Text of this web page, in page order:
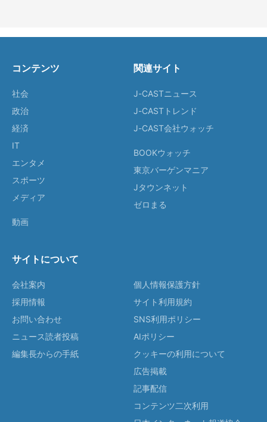
コンテンツ
社会
政治
経済
IT
エンタメ
スポーツ
メディア
動画
関連サイト
J-CASTニュース
J-CASTトレンド
J-CAST会社ウォッチ
BOOKウォッチ
東京バーゲンマニア
Jタウンネット
ゼロまる
サイトについて
会社案内
採用情報
お問い合わせ
ニュース読者投稿
編集長からの手紙
個人情報保護方針
サイト利用規約
SNS利用ポリシー
AIポリシー
クッキーの利用について
広告掲載
記事配信
コンテンツ二次利用